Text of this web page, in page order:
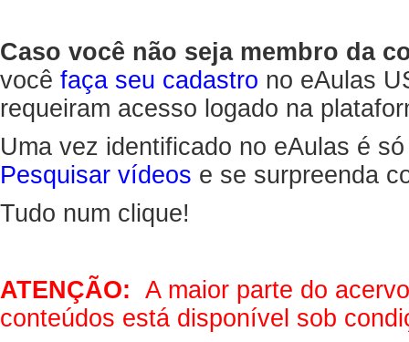
Caso você não seja membro da
você faça seu cadastro no eAulas
requeiram acesso logado na
Uma vez identificado no eAulas é
Pesquisar vídeos e se surpreenda
Tudo num clique!
ATENÇÃO: A maior parte do
conteúdos está disponível sob